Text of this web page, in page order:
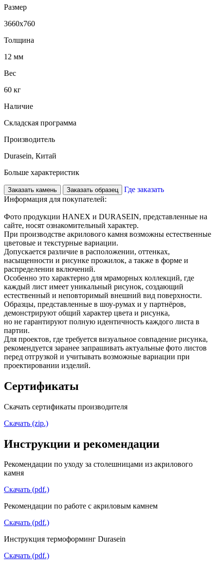
Размер
3660х760
Толщина
12 мм
Вес
60 кг
Наличие
Складская программа
Производитель
Durasein, Китай
Больше характеристик
Заказать камень Заказать образец
Где заказать
Информация для покупателей:
Фото продукции HANEX и DURASEIN, представленные на
сайте, носят ознакомительный характер.
При производстве акрилового камня возможны естественные
цветовые и текстурные вариации.
Допускается различие в расположении, оттенках,
насыщенности и рисунке прожилок, а также в форме и
распределении включений.
Особенно это характерно для мраморных коллекций, где
каждый лист имеет уникальный рисунок, создающий
естественный и неповторимый внешний вид поверхности.
Образцы, представленные в шоу-румах и у партнёров,
демонстрируют общий характер цвета и рисунка,
но не гарантируют полную идентичность каждого листа в
партии.
Для проектов, где требуется визуальное совпадение рисунка,
рекомендуется заранее запрашивать актуальные фото листов
перед отгрузкой и учитывать возможные вариации при
проектировании изделий.
Сертификаты
Скачать сертификаты производителя
Скачать (zip.)
Инструкции и рекомендации
Рекомендации по уходу за столешницами из акрилового
камня
Скачать (pdf.)
Рекомендации по работе с акриловым камнем
Скачать (pdf.)
Инструкция термоформинг Durasein
Скачать (pdf.)